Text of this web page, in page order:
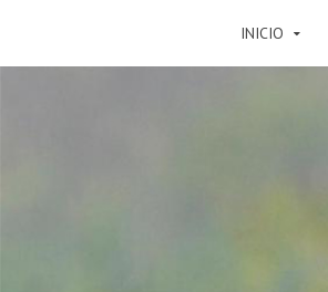
INICIO